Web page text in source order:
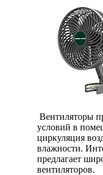
Вентиляторы
условий в
циркуляция
влажности.
предлагает
вентиляторов.